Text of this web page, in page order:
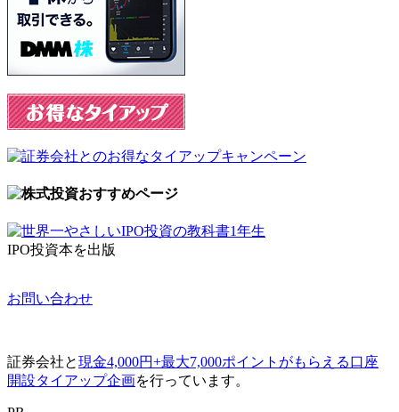
IPO投資本を出版
お問い合わせ
証券会社と現金4,000円+最大7,000ポイントがもらえる口座
開設タイアップ企画を行っています。